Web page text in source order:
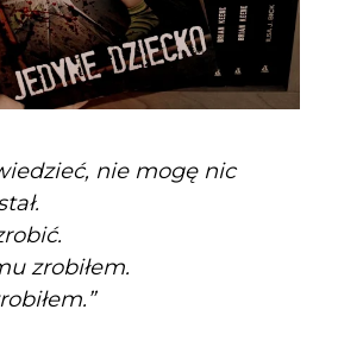
nie mogę nic
zrobiłem.